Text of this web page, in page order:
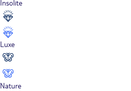
Insolite
Luxe
Nature